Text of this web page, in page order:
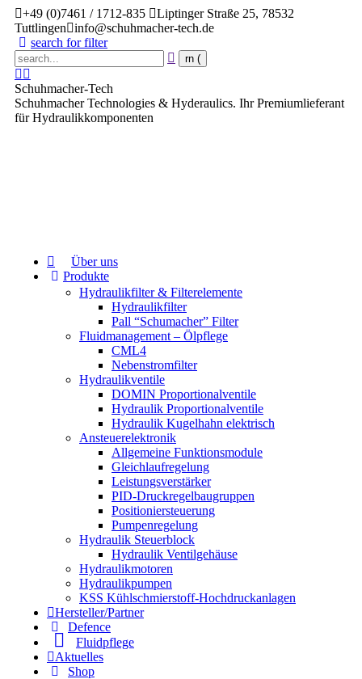
+49 (0)7461 / 1712-835
Liptinger Straße 25, 78532
Tuttlingen
info@schuhmacher-tech.de
search for filter
Schuhmacher-Tech
Schuhmacher Technologies & Hyderaulics. Ihr Premiumlieferant
für Hydraulikkomponenten
Über uns
Produkte
Hydraulikfilter & Filterelemente
Hydraulikfilter
Pall “Schumacher” Filter
Fluidmanagement – Ölpflege
CML4
Nebenstromfilter
Hydraulikventile
DOMIN Proportionalventile
Hydraulik Proportionalventile
Hydraulik Kugelhahn elektrisch
Ansteuerelektronik
Allgemeine Funktionsmodule
Gleichlaufregelung
Leistungsverstärker
PID-Druckregelbaugruppen
Positioniersteuerung
Pumpenregelung
Hydraulik Steuerblock
Hydraulik Ventilgehäuse
Hydraulikmotoren
Hydraulikpumpen
KSS Kühlschmierstoff-Hochdruckanlagen
Hersteller/Partner
Defence
Fluidpflege
Aktuelles
Shop